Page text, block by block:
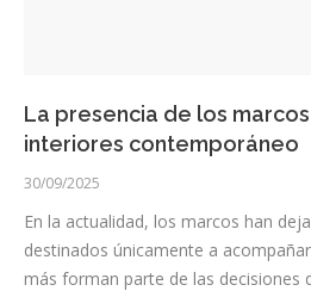
La presencia de los
interiores contemporáneo
30/09/2025
En la actualidad, los marcos han
destinados únicamente a
más forman parte de las decisiones